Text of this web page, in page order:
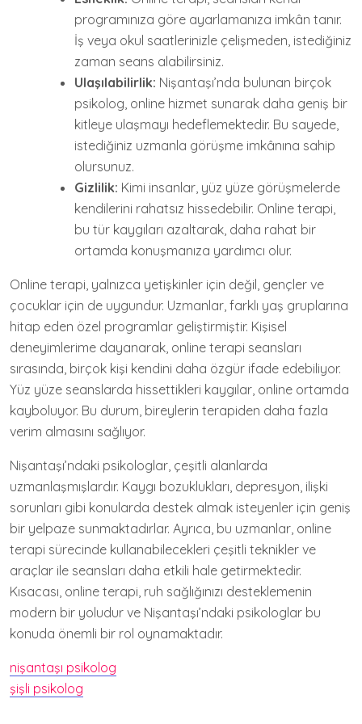
programınıza göre ayarlamanıza imkân tanır.
İş veya okul saatlerinizle çelişmeden, istediğiniz
zaman seans alabilirsiniz.
Ulaşılabilirlik: Nişantaşı’nda bulunan birçok
psikolog, online hizmet sunarak daha geniş bir
kitleye ulaşmayı hedeflemektedir. Bu sayede,
istediğiniz uzmanla görüşme imkânına sahip
olursunuz.
Gizlilik: Kimi insanlar, yüz yüze görüşmelerde
kendilerini rahatsız hissedebilir. Online terapi,
bu tür kaygıları azaltarak, daha rahat bir
ortamda konuşmanıza yardımcı olur.
Online terapi, yalnızca yetişkinler için değil, gençler ve
çocuklar için de uygundur. Uzmanlar, farklı yaş gruplarına
hitap eden özel programlar geliştirmiştir. Kişisel
deneyimlerime dayanarak, online terapi seansları
sırasında, birçok kişi kendini daha özgür ifade edebiliyor.
Yüz yüze seanslarda hissettikleri kaygılar, online ortamda
kayboluyor. Bu durum, bireylerin terapiden daha fazla
verim almasını sağlıyor.
Nişantaşı’ndaki psikologlar, çeşitli alanlarda
uzmanlaşmışlardır. Kaygı bozuklukları, depresyon, ilişki
sorunları gibi konularda destek almak isteyenler için geniş
bir yelpaze sunmaktadırlar. Ayrıca, bu uzmanlar, online
terapi sürecinde kullanabilecekleri çeşitli teknikler ve
araçlar ile seansları daha etkili hale getirmektedir.
Kısacası, online terapi, ruh sağlığınızı desteklemenin
modern bir yoludur ve Nişantaşı’ndaki psikologlar bu
konuda önemli bir rol oynamaktadır.
nişantaşı psikolog
şişli psikolog